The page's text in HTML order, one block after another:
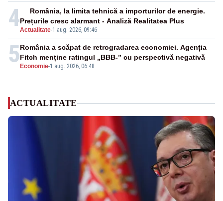
4Actualitate-1 aug. 2026, 09:46
România, la limita tehnică a importurilor de energie.
Prețurile cresc alarmant - Analiză Realitatea Plus
5 Economie-1 aug. 2026, 06:48
România a scăpat de retrogradarea economiei. Agenția
Fitch menține ratingul „BBB-” cu perspectivă negativă
ACTUALITATE